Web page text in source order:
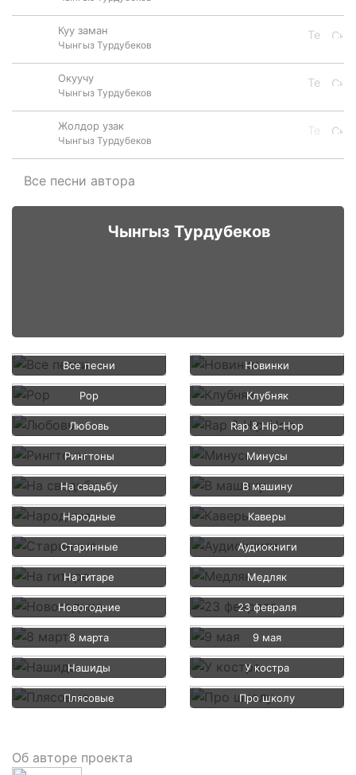
Куу заман
Чынгыз Турдубеков
Окуучу
Чынгыз Турдубеков
Жолдор узак
Чынгыз Турдубеков
Все песни автора
Чынгыз Турдубеков
Все песни Новинки
Pop Клубняк
Любовь Rap & Hip-Hop
Рингтоны Минусы
На свадьбу В машину
Народные Каверы
Старинные Аудиокниги
На гитаре Медляк
Новогодние 23 февраля
8 марта 9 мая
Нашиды У костра
Плясовые Про школу
Об авторе проекта